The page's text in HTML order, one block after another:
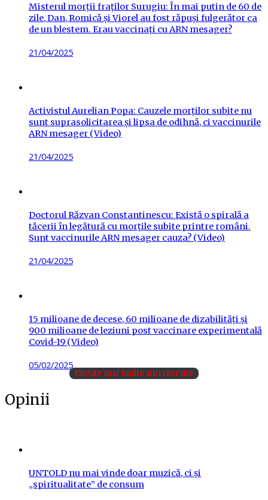
Misterul morții fraților Surugiu: În mai putin de 60 de
zile, Dan, Romică și Viorel au fost răpuși fulgerător ca
de un blestem. Erau vaccinați cu ARN mesager?
Posted
21/04/2025
Activistul Aurelian Popa: Cauzele morților subite nu
sunt suprasolicitarea și lipsa de odihnă, ci vaccinurile
ARN mesager (Video)
Posted
21/04/2025
Doctorul Răzvan Constantinescu: Există o spirală a
tăcerii în legătură cu morțile subite printre români.
Sunt vaccinurile ARN mesager cauza? (Video)
Posted
21/04/2025
15 milioane de decese, 60 milioane de dizabilități și
900 milioane de leziuni post vaccinare experimentală
Covid-19 (Video)
Posted
05/02/2025
Citește mai multe știri recente
Opinii
UNTOLD nu mai vinde doar muzică, ci și
„spiritualitate” de consum